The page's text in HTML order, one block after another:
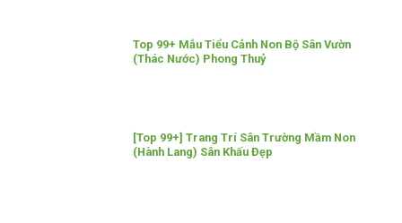
Top 99+ Mẫu Tiểu Cảnh Non Bộ Sân Vườn
(Thác Nước) Phong Thuỷ
[Top 99+] Trang Trí Sân Trường Mầm Non
(Hành Lang) Sân Khấu Đẹp